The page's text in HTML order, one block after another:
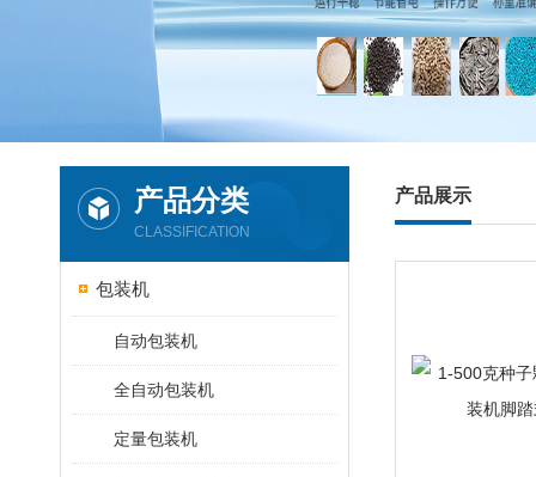
产品分类
CLASSIFICATION
包装机
自动包装机
全自动包装机
定量包装机
产品展示